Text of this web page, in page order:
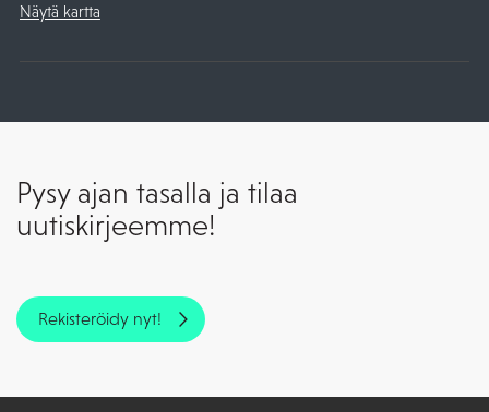
Näytä kartta
Pysy ajan tasalla ja tilaa
uutiskirjeemme!
Rekisteröidy nyt!